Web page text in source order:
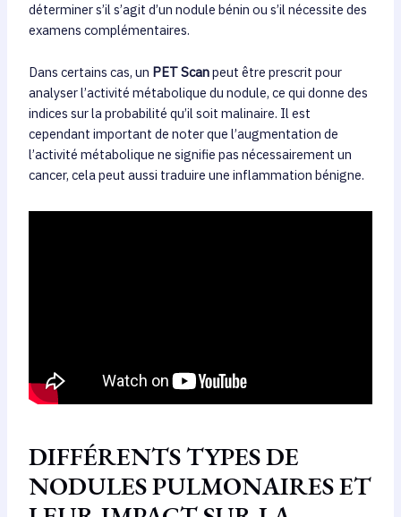
déterminer s’il s’agit d’un nodule bénin ou s’il nécessite des
examens complémentaires.
Dans certains cas, un PET Scanpeut être prescrit pour
analyser l’activité métabolique du nodule, ce qui donne des
indices sur la probabilité qu’il soit malinaire. Il est
cependant important de noter que l’augmentation de
l’activité métabolique ne signifie pas nécessairement un
cancer, cela peut aussi traduire une inflammation bénigne.
DIFFÉRENTS TYPES DE
NODULES PULMONAIRES ET